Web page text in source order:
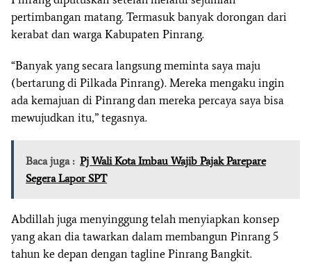
pertimbangan matang. Termasuk banyak dorongan dari
kerabat dan warga Kabupaten Pinrang.
“Banyak yang secara langsung meminta saya maju
(bertarung di Pilkada Pinrang). Mereka mengaku ingin
ada kemajuan di Pinrang dan mereka percaya saya bisa
mewujudkan itu,” tegasnya.
Baca juga : Pj Wali Kota Imbau Wajib Pajak Parepare
Segera Lapor SPT
Abdillah juga menyinggung telah menyiapkan konsep
yang akan dia tawarkan dalam membangun Pinrang 5
tahun ke depan dengan tagline Pinrang Bangkit.